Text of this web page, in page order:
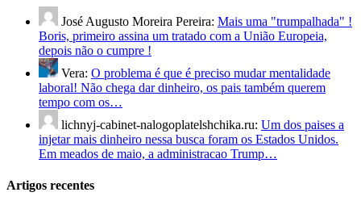
José Augusto Moreira Pereira: Mais uma "trumpalhada" !
Boris, primeiro assina um tratado com a União Europeia,
depois não o cumpre !
Vera: O problema é que é preciso mudar mentalidade
laboral! Não chega dar dinheiro, os pais também querem
tempo com os…
lichnyj-cabinet-nalogoplatelshchika.ru: Um dos paises a
injetar mais dinheiro nessa busca foram os Estados Unidos.
Em meados de maio, a administracao Trump…
Artigos recentes